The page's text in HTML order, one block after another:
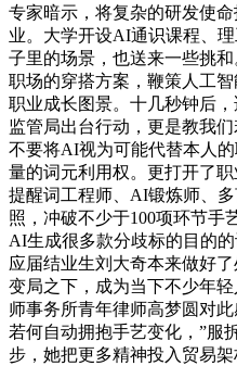
专家暗示，将复杂的研发使
业。大学开设AI通识课程、
子里的场景，也送来一些挑
职场的穿搭方案，鞭策人工
职业成长图景。十几秒钟后
监管局出台行动，更是教我
不要将AI视为可能代替本人
量的词元利用权。更打开了
提醒词工程师、AI锻炼师、
照，冲破不少于100项环节手
AI生成很多款分歧标的目的
应届结业生刘大奇本来做好
变局之下，成为当下不少年
师事务所青年律师高梦圆对
若何自动拥抱手艺变化，”服
步，她把更多精神投入贸易